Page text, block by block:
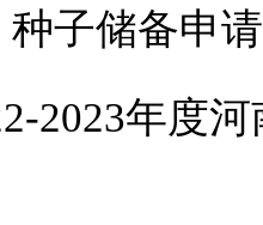
种子储备申
2023年度河